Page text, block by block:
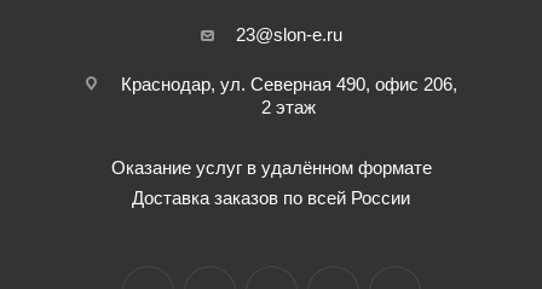
23@slon-e.ru
Краснодар, ул. Северная 490, офис 206,
2 этаж
Оказание услуг в удалённом формате
Доставка заказов по всей России